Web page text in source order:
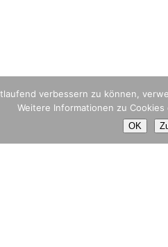
verbessern zu können,
Weitere Informationen zu
OK